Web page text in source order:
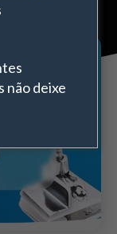
não deixe